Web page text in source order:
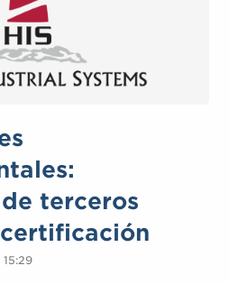
terceros